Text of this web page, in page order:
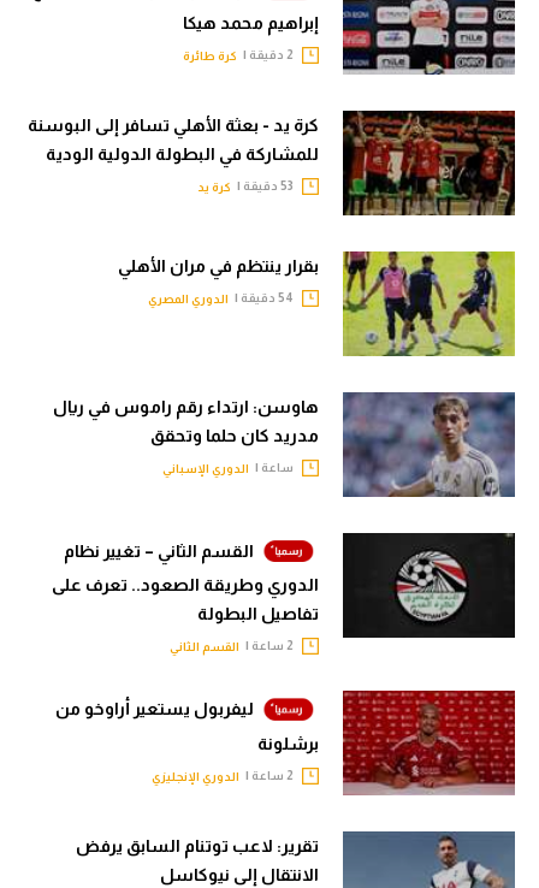
إبراهيم محمد هيكا
كرة طائرة
كرة يد - بعثة الأهلي تسافر إلى البوسنة
للمشاركة في البطولة الدولية الودية
كرة يد
بقرار ينتظم في مران الأهلي
الدوري المصري
هاوسن: ارتداء رقم راموس في ريال
مدريد كان حلما وتحقق
ساعة | الدوري الإسباني
القسم الثاني – تغيير نظام
الدوري وطريقة الصعود.. تعرف على
تفاصيل البطولة
القسم الثاني
ليفربول يستعير أراوخو من
برشلونة
الدوري الإنجليزي
تقرير: لاعب توتنام السابق يرفض
الانتقال إلى نيوكاسل